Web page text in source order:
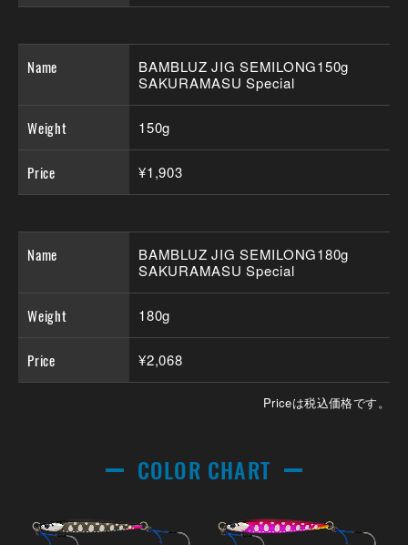
Name
BAMBLUZ JIG SEMILONG150g
SAKURAMASU Special
Weight 150g
Price ¥1,903
Name
BAMBLUZ JIG SEMILONG180g
SAKURAMASU Special
Weight 180g
Price ¥2,068
Priceは税込価格です。
COLOR CHART